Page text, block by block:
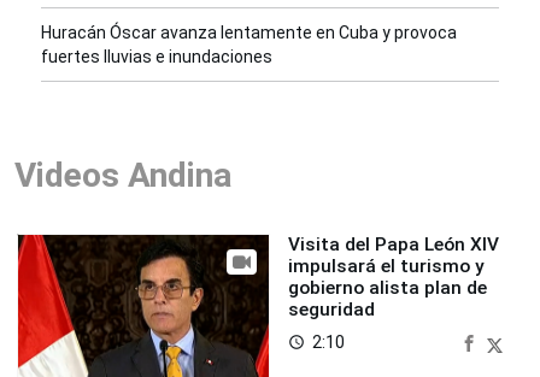
Huracán Óscar avanza lentamente en Cuba y provoca
fuertes lluvias e inundaciones
Videos Andina
Visita del Papa León XIV
impulsará el turismo y
gobierno alista plan de
seguridad
access_time 2:10